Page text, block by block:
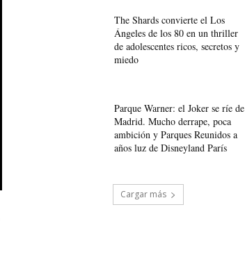
The Shards convierte el Los
Ángeles de los 80 en un thriller
de adolescentes ricos, secretos y
miedo
Parque Warner: el Joker se ríe de
Madrid. Mucho derrape, poca
ambición y Parques Reunidos a
años luz de Disneyland París
Cargar más